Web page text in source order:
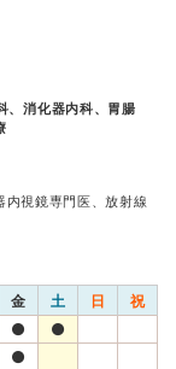
、消化器内科、胃腸
内視鏡専門医、放射線
金 土 日 祝